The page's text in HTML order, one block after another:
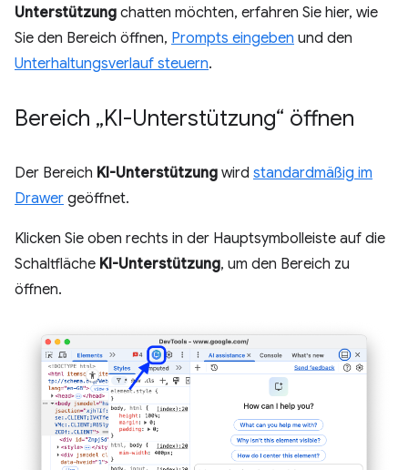
Unterstützung chatten möchten, erfahren Sie hier, wie
Sie den Bereich öffnen, Prompts eingeben und den
Unterhaltungsverlauf steuern.
Bereich „KI-Unterstützung“ öffnen
Der Bereich KI-Unterstützung wird standardmäßig im
Drawer geöffnet.
Klicken Sie oben rechts in der Hauptsymbolleiste auf die
Schaltfläche KI-Unterstützung, um den Bereich zu
öffnen.